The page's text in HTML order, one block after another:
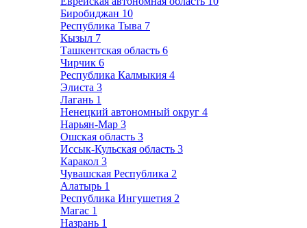
Биробиджан 10
Республика Тыва 7
Кызыл 7
Ташкентская область 6
Чирчик 6
Республика Калмыкия 4
Элиста 3
Лагань 1
Ненецкий автономный округ 4
Нарьян-Мар 3
Ошская область 3
Иссык-Кульская область 3
Каракол 3
Чувашская Республика 2
Алатырь 1
Республика Ингушетия 2
Магас 1
Назрань 1